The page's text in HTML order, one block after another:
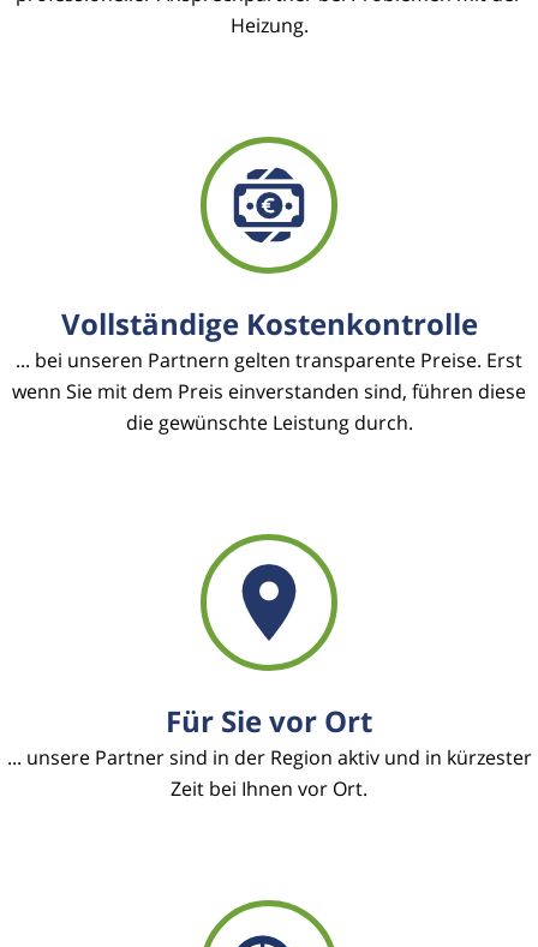
Heizung.
Vollständige Kostenkontrolle
... bei unseren Partnern gelten transparente Preise. Erst
wenn Sie mit dem Preis einverstanden sind, führen diese
die gewünschte Leistung durch.
Für Sie vor Ort
... unsere Partner sind in der Region aktiv und in kürzester
Zeit bei Ihnen vor Ort.